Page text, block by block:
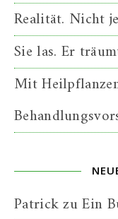
Realität. Nicht
Sie las. Er
Mit
PatrickzuEin